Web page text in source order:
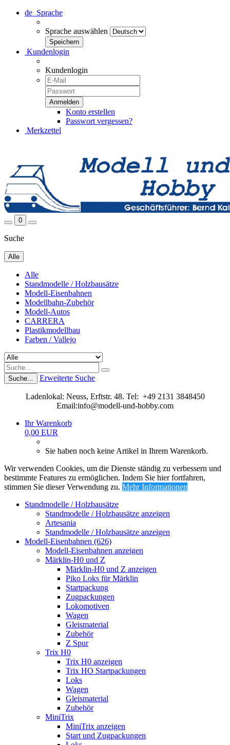
de Sprache
Sprache auswählen
Kundenlogin
Kundenlogin
Konto erstellen
Passwort vergessen?
Merkzettel
0
Suche
Alle
Alle
Standmodelle / Holzbausätze
Modell-Eisenbahnen
Modellbahn-Zubehör
Modell-Autos
CARRERA
Plastikmodellbau
Farben / Vallejo
Suche... Erweiterte Suche
Ladenlokal: Neuss, Erftstr. 48. Tel: +49 2131 3848450
Email:info@modell-und-hobby.com
Ihr Warenkorb
0,00 EUR
Sie haben noch keine Artikel in Ihrem Warenkorb.
Wir verwenden Cookies, um die Dienste ständig zu verbessern und
bestimmte Features zu ermöglichen. Indem Sie hier fortfahren,
stimmen Sie dieser Verwendung zu. Mehr Informationen
Standmodelle / Holzbausätze
Standmodelle / Holzbausätze anzeigen
Artesania
Standmodelle / Holzbausätze anzeigen
Modell-Eisenbahnen (626)
Modell-Eisenbahnen anzeigen
Märklin-H0 und Z
Märklin-H0 und Z anzeigen
Piko Loks für Märklin
Startpackung
Zugpackungen
Lokomotiven
Wagen
Gleismaterial
Zubehör
Z Spur
Trix H0
Trix H0 anzeigen
Trix HO Startpackungen
Loks
Wagen
Gleismaterial
Zubehör
MiniTrix
MiniTrix anzeigen
Start und Zugpackungen